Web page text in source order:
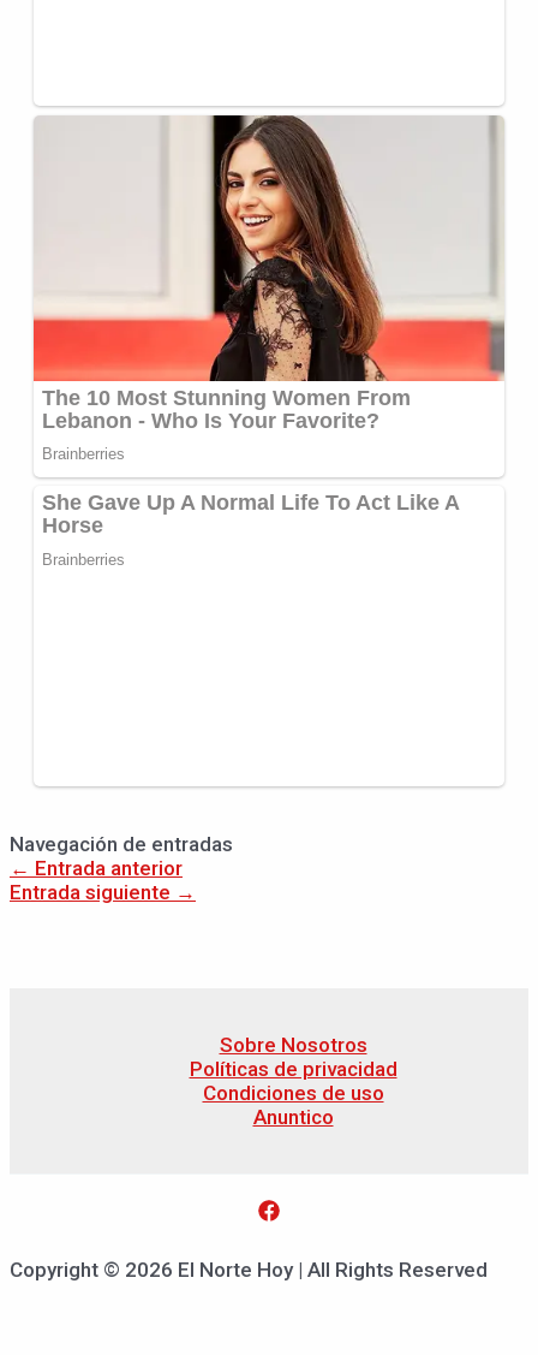
Navegación de entradas
← Entrada anterior
Entrada siguiente →
Sobre Nosotros
Políticas de privacidad
Condiciones de uso
Anuntico
Copyright © 2026 El Norte Hoy | All Rights Reserved